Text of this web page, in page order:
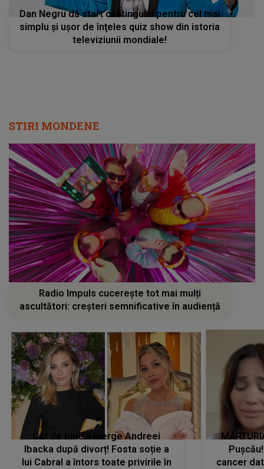
Dan Negru dă start castingului pentru cel mai
simplu şi uşor de înţeles quiz show din istoria
televiziunii mondiale!
STIRI MONDENE
Radio Impuls cucerește tot mai mulți
ascultători: creșteri semnificative în audiență
Cât de bine îi merge Andreei
Ibacka după divorț! Fosta soție a
lui Cabral a întors toate privirile în
cancer